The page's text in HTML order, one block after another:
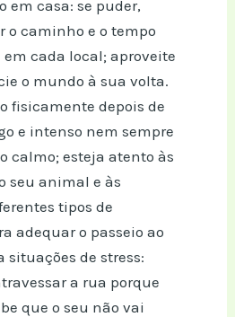
em casa: se puder,
o caminho e o tempo
cada local; aproveite
o mundo à sua volta.
fisicamente depois de
e intenso nem sempre
calmo; esteja atento às
seu animal e às
tipos de
adequar o passeio ao
situações de stress:
a rua porque
que o seu não vai